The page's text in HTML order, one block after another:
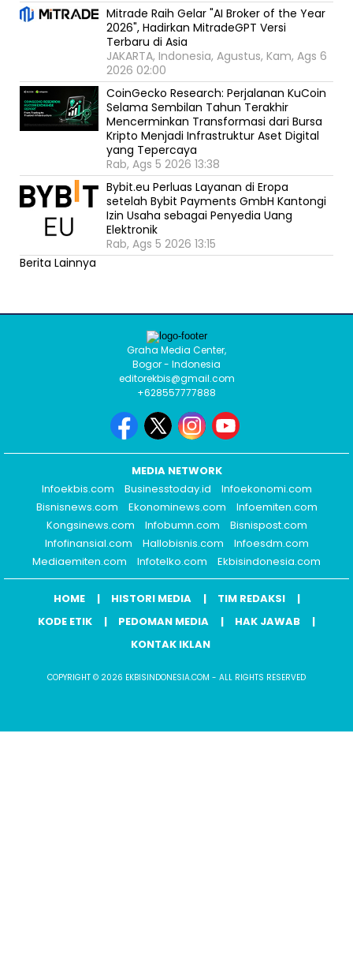
Mitrade Raih Gelar "AI Broker of the Year
2026", Hadirkan MitradeGPT Versi
Terbaru di Asia
JAKARTA, Indonesia, Agustus, Kam, Ags 6
2026 02:00
CoinGecko Research: Perjalanan KuCoin
Selama Sembilan Tahun Terakhir
Mencerminkan Transformasi dari Bursa
Kripto Menjadi Infrastruktur Aset Digital
yang Tepercaya
Rab, Ags 5 2026 13:38
Bybit.eu Perluas Layanan di Eropa
setelah Bybit Payments GmbH Kantongi
Izin Usaha sebagai Penyedia Uang
Elektronik
Rab, Ags 5 2026 13:15
Berita Lainnya
Graha Media Center,
Bogor - Indonesia
editorekbis@gmail.com
+628557777888
MEDIA NETWORK
Infoekbis.com
Businesstoday.id
Infoekonomi.com
Bisnisnews.com
Ekonominews.com
Infoemiten.com
Kongsinews.com
Infobumn.com
Bisnispost.com
Infofinansial.com
Hallobisnis.com
Infoesdm.com
Mediaemiten.com
Infotelko.com Ekbisindonesia.com
HOME HISTORI MEDIA
TIM REDAKSI
KODE ETIK
PEDOMAN MEDIA
HAK JAWAB
KONTAK IKLAN
COPYRIGHT © 2026 EKBISINDONESIA.COM - ALL RIGHTS RESERVED